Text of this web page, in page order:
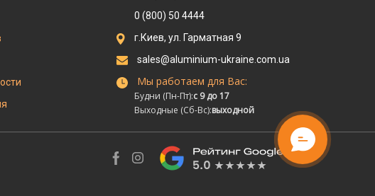
0 (800) 50 4444
г.Киев, ул. Гарматная 9
sales@aluminium-ukraine.com.ua
Мы работаем для Вас:
Будни (Пн-Пт):с 9 до 17
Выходные (Сб-Вс):выходной